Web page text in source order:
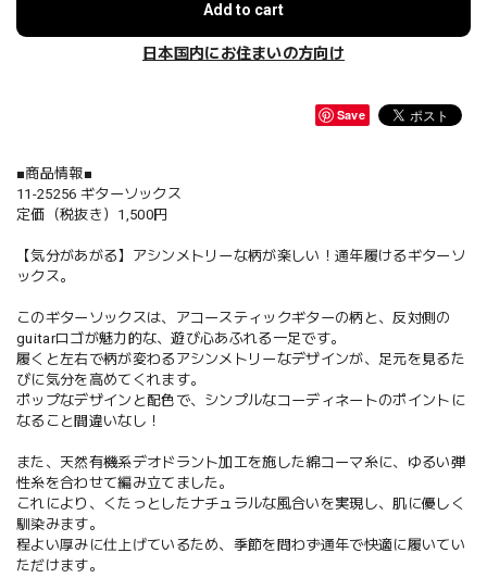
Add to cart
日本国内にお住まいの方向け
Save
■商品情報■
11-25256 ギターソックス
定価（税抜き）1,500円
【気分があがる】アシンメトリーな柄が楽しい！通年履けるギターソ
ックス。
このギターソックスは、アコースティックギターの柄と、反対側の
guitarロゴが魅力的な、遊び心あふれる一足です。
履くと左右で柄が変わるアシンメトリーなデザインが、足元を見るた
びに気分を高めてくれます。
ポップなデザインと配色で、シンプルなコーディネートのポイントに
なること間違いなし！
また、天然有機系デオドラント加工を施した綿コーマ糸に、ゆるい弾
性糸を合わせて編み立てました。
これにより、くたっとしたナチュラルな風合いを実現し、肌に優しく
馴染みます。
程よい厚みに仕上げているため、季節を問わず通年で快適に履いてい
ただけます。